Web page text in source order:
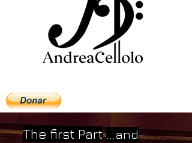
The first Part ...and